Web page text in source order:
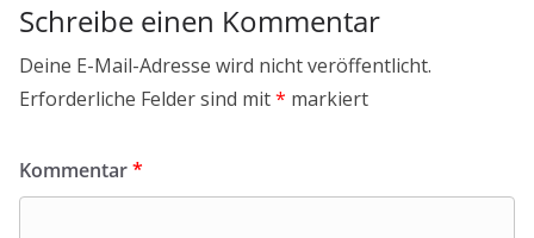
Schreibe einen Kommentar
Deine E-Mail-Adresse wird nicht veröffentlicht.
Erforderliche Felder sind mit* markiert
Kommentar*